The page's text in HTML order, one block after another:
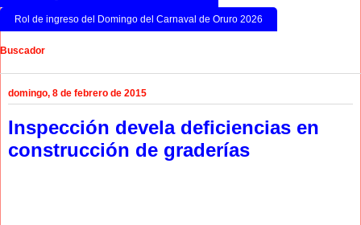
Rol de ingreso del Domingo del Carnaval de Oruro 2026
Buscador
domingo, 8 de febrero de 2015
Inspección devela deficiencias en
construcción de graderías